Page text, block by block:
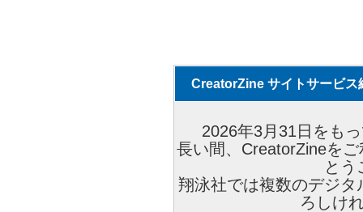
CreatorZine サイトサービス
2026年3月31日をも
長い間、CreatorZineを
とう
翔泳社では複数のデジ
ろしけ